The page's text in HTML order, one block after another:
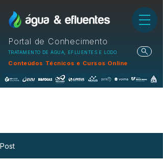
Portal de Conhecimento
TRATAMENTO DE ÁGUA, EFLUENTES E LODO
Conteúdos Técnicos e Cursos Online
Post